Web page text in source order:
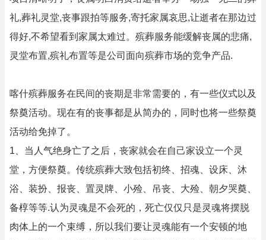
礼,葬礼灵堂,丧事跟拍等服务,寄托家属哀思,让逝者在那边过
得好,不希望看到家属太难过。殡葬服务能缓解丧属的悲痛,
灵堂布置,殡礼布置等是公司面向殡葬市场的竞争产品.
喀什殡葬服务在民间的丧期是非常需要的，有一些仪式以及
祭奠活动。现在有的丧事都是从简办的，同时也将一些祭奠
活动给免掉了。
1、当人气绝身亡了之后，丧家就会在自己家设立一个灵
堂，方便祭奠。传统殡葬大致包括初终、招魂、设床、沐
浴、装扮、报丧、置灵牌、小殓、吊丧、大殓、朝夕哭奠、
备椁等等.认为灵魂是不会死的，死亡仅仅只是灵魂将摆脱
肉体上的一个束缚，所以我们要让灵魂能有一个安顿的地